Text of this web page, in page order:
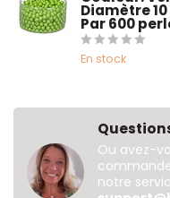
Diamètre
Par 600
En stock
Ou avez-
notre